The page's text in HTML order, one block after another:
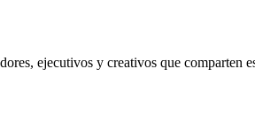
ejecutivos y creativos que comparten